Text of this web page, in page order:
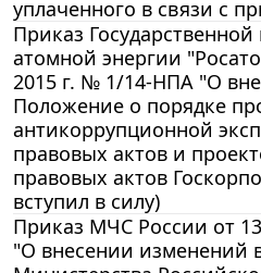
уплаченного в связи с
Приказ
атомной энергии
2015 г. № 1/14-НПА "О
Положение о порядке
антикоррупционной
правовых актов и
правовых актов
вступил в силу)
Приказ МЧС России от 13
"О внесении изменений